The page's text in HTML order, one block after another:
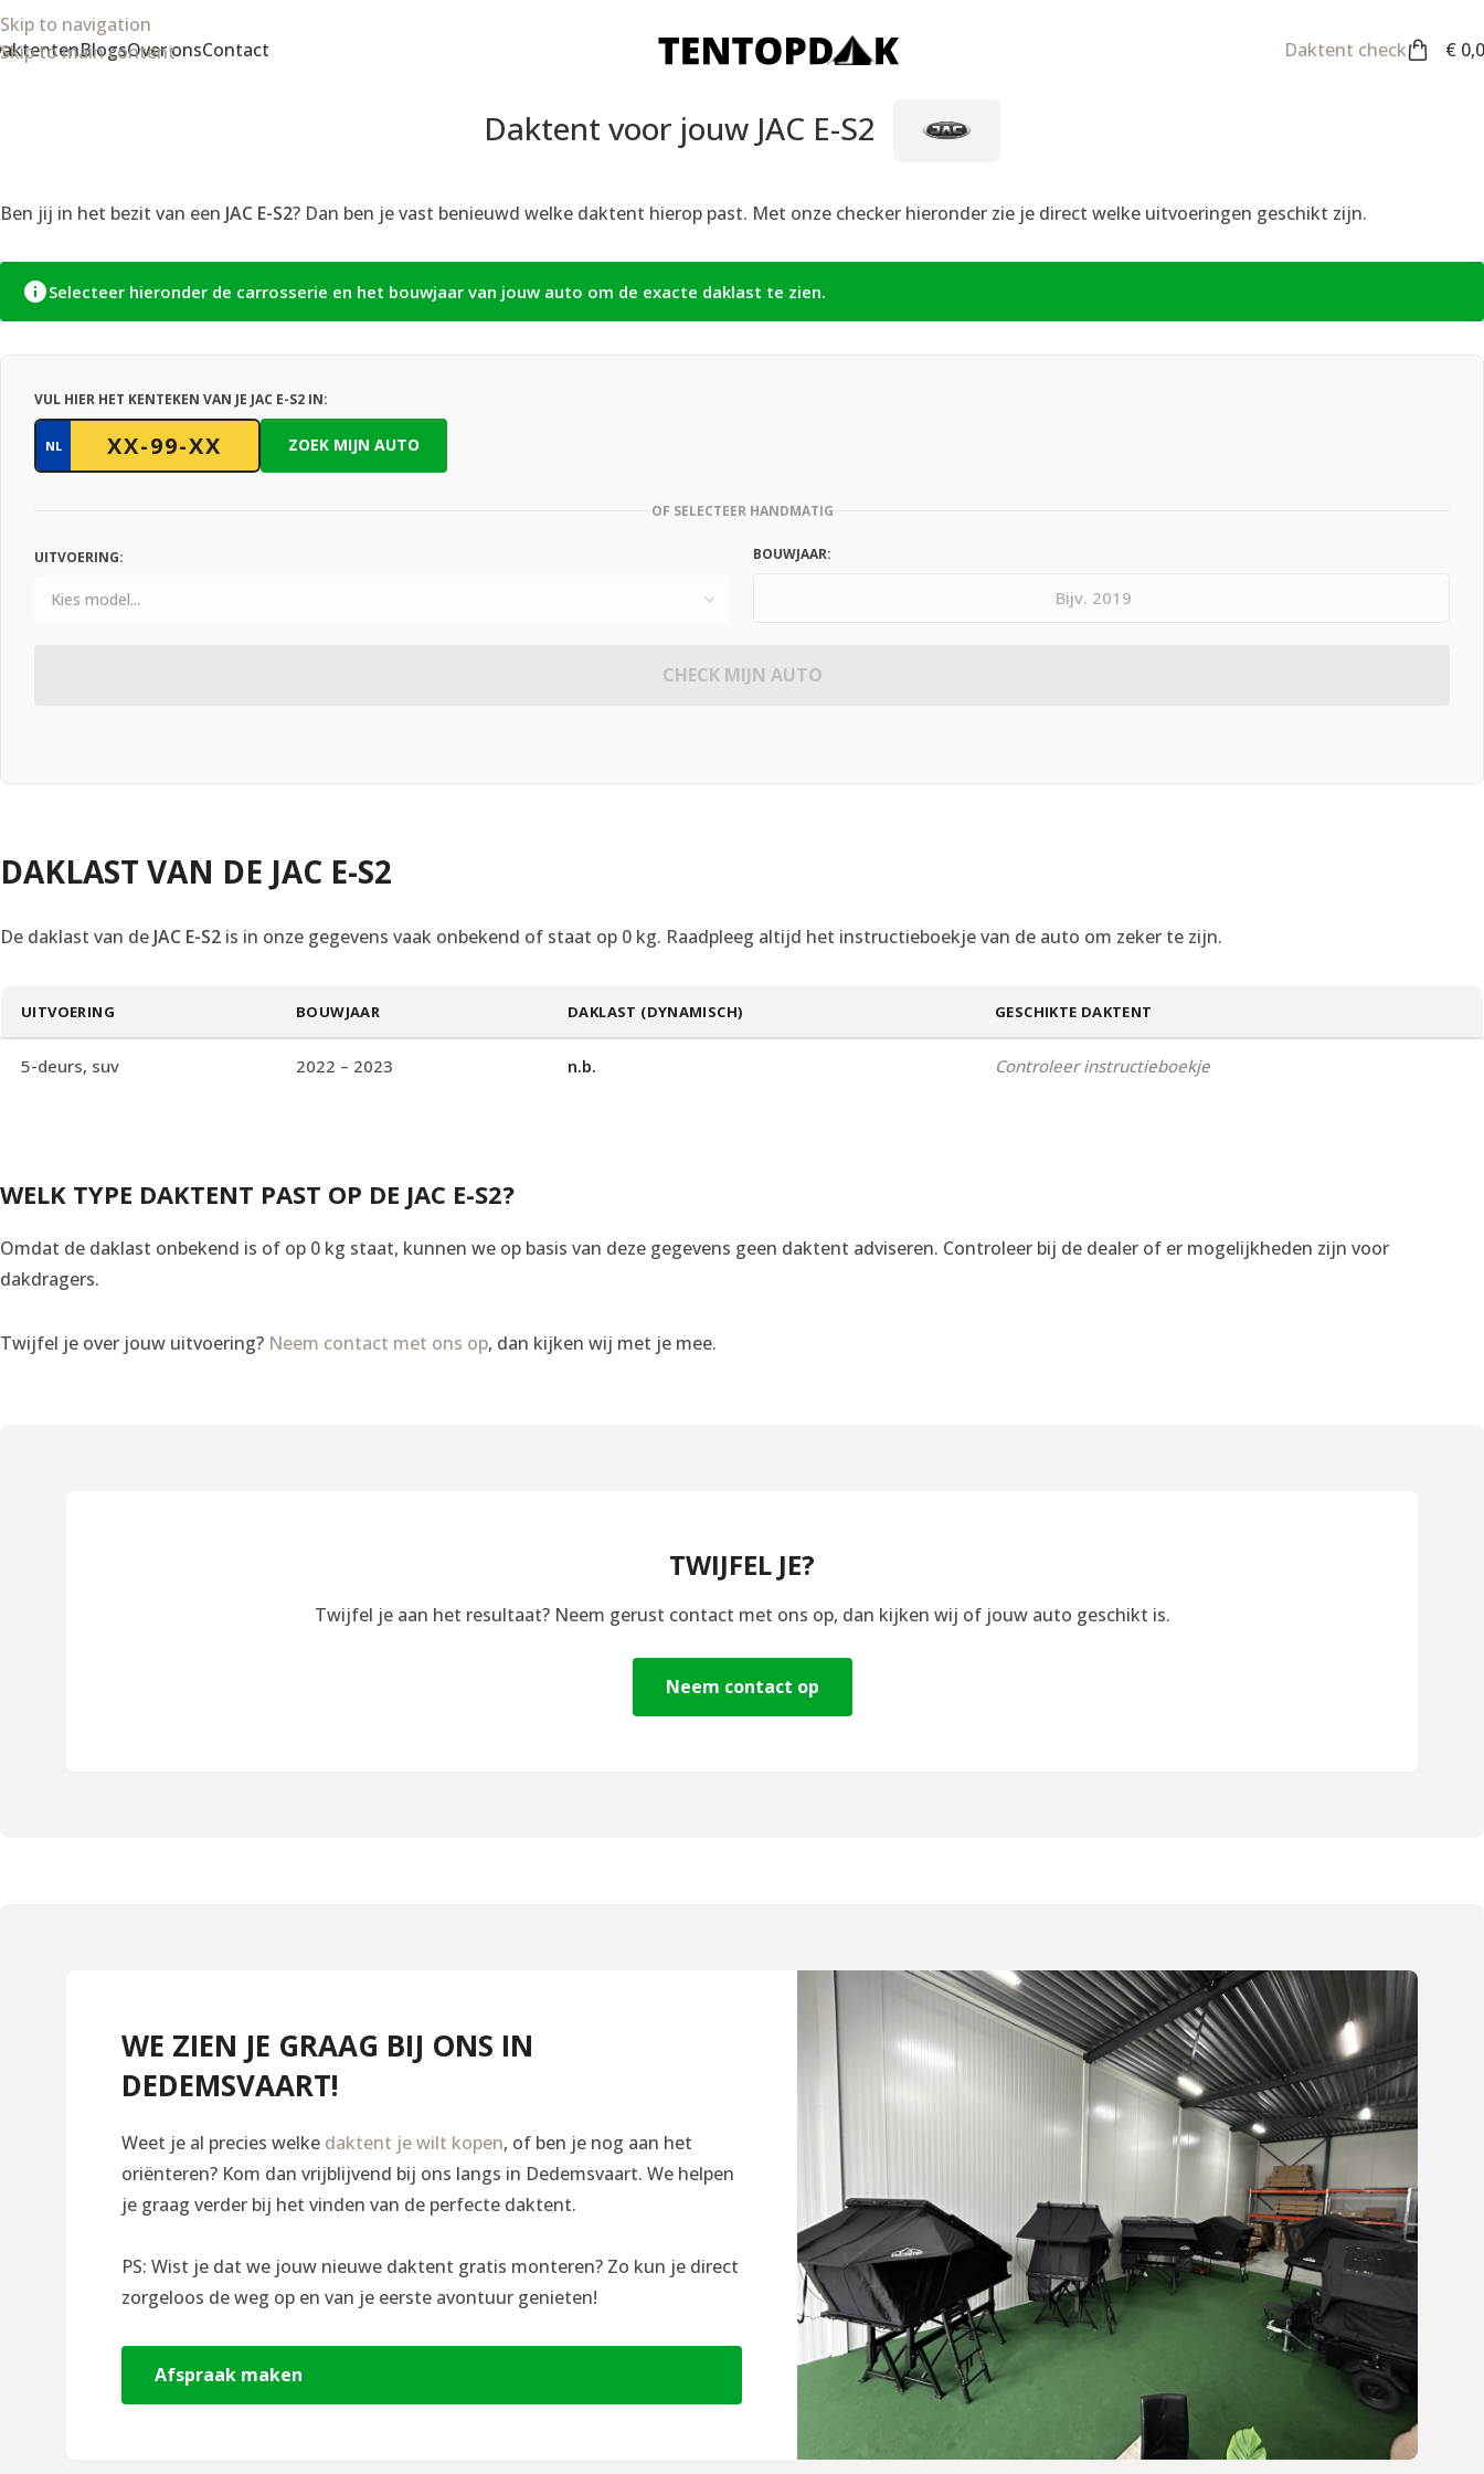
Skip to navigation
Skip to main content
BlogsOver onsContact Daktent check €
Daktent voor jouw JAC E-S2
Ben jij in het bezit van een JAC E-S2? Dan ben je vast benieuwd welke daktent hierop past. Met onze checker hieronder zie je direct welke uitvoeringen geschikt zijn.
Selecteer hieronder de carrosserie en het bouwjaar van jouw auto om de exacte daklast te zien.
VUL HIER HET KENTEKEN VAN JE JAC E-S2 IN:
NL ZOEK MIJN AUTO
OF SELECTEER HANDMATIG
UITVOERING: BOUWJAAR:
CHECK MIJN AUTO
DAKLAST VAN DE JAC E-S2
De daklast van de JAC E-S2 is in onze gegevens vaak onbekend of staat op 0 kg. Raadpleeg altijd het instructieboekje van de auto om zeker te zijn.
UITVOERING BOUWJAAR DAKLAST (DYNAMISCH) GESCHIKTE DAKTENT
5-deurs, suv 2022 – 2023 n.b. Controleer instructieboekje
WELK TYPE DAKTENT PAST OP DE JAC E-S2?
Omdat de daklast onbekend is of op 0 kg staat, kunnen we op basis van deze gegevens geen daktent adviseren. Controleer bij de dealer of er mogelijkheden zijn voor
dakdragers.
Twijfel je over jouw uitvoering? Neem contact met ons op, dan kijken wij met je mee.
TWIJFEL JE?
Twijfel je aan het resultaat? Neem gerust contact met ons op, dan kijken wij of jouw auto geschikt is.
Neem contact op
WE ZIEN JE GRAAG BIJ ONS IN
DEDEMSVAART!
Weet je al precies welke daktent je wilt kopen, of ben je nog aan het
oriënteren? Kom dan vrijblijvend bij ons langs in Dedemsvaart. We helpen
je graag verder bij het vinden van de perfecte daktent.
PS: Wist je dat we jouw nieuwe daktent gratis monteren? Zo kun je direct
zorgeloos de weg op en van je eerste avontuur genieten!
Afspraak maken